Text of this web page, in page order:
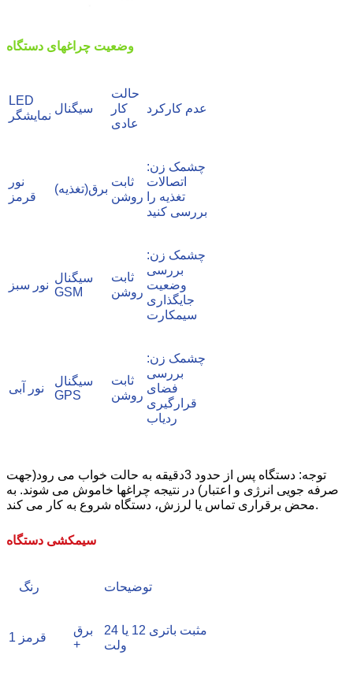
وضعیت چراغهای دستگاه
LED
نمایشگر
سیگنال
حالت
کار
عادی
عدم کارکرد
نور
قرمز
برق(تغذیه)
ثابت
روشن
چشمک زن:
اتصالات
تغذیه را
بررسی کنید
نور سبز
سیگنال
GSM
ثابت
روشن
چشمک زن:
بررسی
وضعیت
جایگذاری
سیمکارت
نور آبی
سیگنال
GPS
ثابت
روشن
چشمک زن:
بررسی
فضای
قرارگیری
ردیاب
توجه: دستگاه پس از حدود 3دقیقه به حالت خواب می رود(جهت
صرفه جویی انرژی و اعتبار) در نتیجه چراغها خاموش می شوند. به
محض برقراری تماس یا لرزش، دستگاه شروع به کار می کند.
سیمکشی دستگاه
رنگ توضیحات
1 قرمز
برق
+
مثبت باتری 12 یا 24
ولت